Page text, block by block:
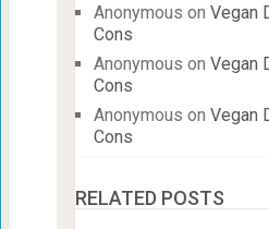
Anonymous on Vegan
Cons
Anonymous on Vegan
Cons
Anonymous on Vegan
Cons
RELATED POSTS